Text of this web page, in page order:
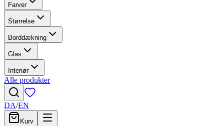
Farver
Størrelse
Borddækning
Glas
Interiør
Alle produkter
DA/EN
Kurv